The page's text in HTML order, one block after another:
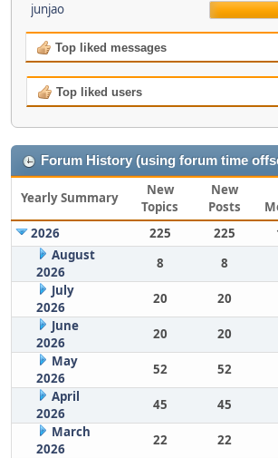
junjao
Top liked messages
Top liked users
Forum History (using forum time
Yearly Summary
New
Topics
New
Posts
2026
225 225
August
2026
8 8
July
2026
20 20
June
2026
20 20
May
2026
52 52
April
2026
45 45
March
2026
22 22